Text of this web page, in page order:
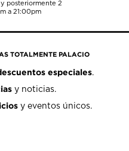
posteriormente 2
a 21:00pm
TOTALMENTE PALACIO
especiales.
y noticias.
y eventos únicos.